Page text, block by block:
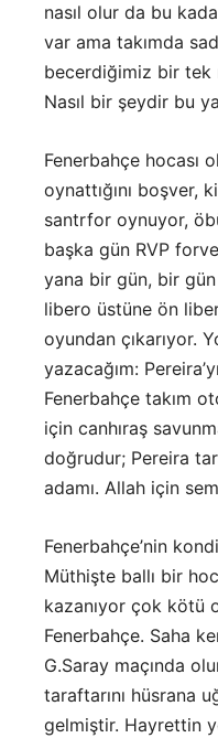
nasıl olur da bu
var ama takımda
becerdiğimiz bir tek
Nasıl bir şeydir bu
Fenerbahçe hocası
oynattığını boşver,
santrfor oynuyor,
başka gün RVP
yana bir gün, bir
libero üstüne ön
oyundan çıkarıyor.
yazacağım:
Fenerbahçe takım
için canhıraş
doğrudur; Pereira
adamı. Allah için
Fenerbahçe’nin
Müthişte ballı bir
kazanıyor çok kötü
Fenerbahçe. Saha
G.Saray maçında
taraftarını hüsrana
gelmiştir. Hayrettin